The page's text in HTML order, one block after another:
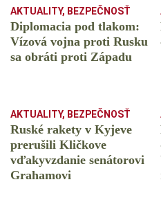
AKTUALITY, BEZPEČNOSŤ
Diplomacia pod tlakom:
Vízová vojna proti Rusku
sa obráti proti Západu
AKTUALITY, BEZPEČNOSŤ
Ruské rakety v Kyjeve
prerušili Kličkove
vďakyvzdanie senátorovi
Grahamovi